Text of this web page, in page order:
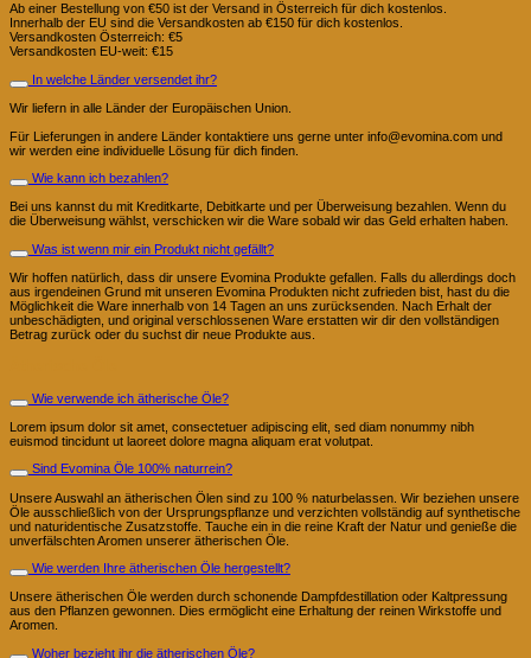
Ab einer Bestellung von €50 ist der Versand in Österreich für dich kostenlos.
Innerhalb der EU sind die Versandkosten ab €150 für dich kostenlos.
Versandkosten Österreich: €5
Versandkosten EU-weit: €15
In welche Länder versendet ihr?
Wir liefern in alle Länder der Europäischen Union.
Für Lieferungen in andere Länder kontaktiere uns gerne unter info@evomina.com und
wir werden eine individuelle Lösung für dich finden.
Wie kann ich bezahlen?
Bei uns kannst du mit Kreditkarte, Debitkarte und per Überweisung bezahlen. Wenn du
die Überweisung wählst, verschicken wir die Ware sobald wir das Geld erhalten haben.
Was ist wenn mir ein Produkt nicht gefällt?
Wir hoffen natürlich, dass dir unsere Evomina Produkte gefallen. Falls du allerdings doch
aus irgendeinen Grund mit unseren Evomina Produkten nicht zufrieden bist, hast du die
Möglichkeit die Ware innerhalb von 14 Tagen an uns zurücksenden. Nach Erhalt der
unbeschädigten, und original verschlossenen Ware erstatten wir dir den vollständigen
Betrag zurück oder du suchst dir neue Produkte aus.
Wie verwende ich ätherische Öle?
Lorem ipsum dolor sit amet, consectetuer adipiscing elit, sed diam nonummy nibh
euismod tincidunt ut laoreet dolore magna aliquam erat volutpat.
Sind Evomina Öle 100% naturrein?
Unsere Auswahl an ätherischen Ölen sind zu 100 % naturbelassen. Wir beziehen unsere
Öle ausschließlich von der Ursprungspflanze und verzichten vollständig auf synthetische
und naturidentische Zusatzstoffe. Tauche ein in die reine Kraft der Natur und genieße die
unverfälschten Aromen unserer ätherischen Öle.
Wie werden Ihre ätherischen Öle hergestellt?
Unsere ätherischen Öle werden durch schonende Dampfdestillation oder Kaltpressung
aus den Pflanzen gewonnen. Dies ermöglicht eine Erhaltung der reinen Wirkstoffe und
Aromen.
Woher bezieht ihr die ätherischen Öle?